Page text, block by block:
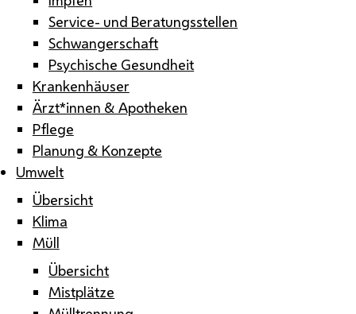
Service- und Beratungsstellen
Schwangerschaft
Psychische Gesundheit
Krankenhäuser
Ärzt*innen & Apotheken
Pflege
Planung & Konzepte
Umwelt
Übersicht
Klima
Müll
Übersicht
Mistplätze